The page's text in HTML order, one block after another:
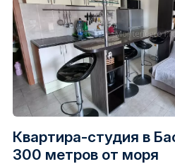
Квартира-студия в
300 метров от моря